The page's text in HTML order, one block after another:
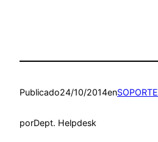
Publicado24/10/2014enSOPORTE
porDept. Helpdesk